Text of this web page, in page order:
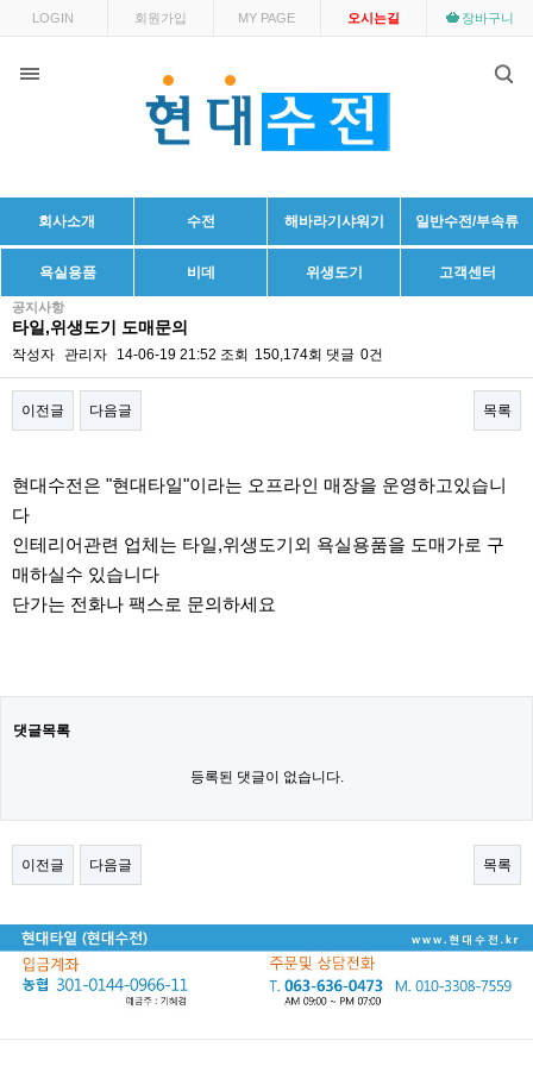
LOGIN 회원가입 MY PAGE 오시는길 장바구니
회사소개 수전 해바라기샤워기 일반수전/부속류
욕실용품 비데 위생도기 고객센터
공지사항
타일,위생도기 도매문의
작성자 관리자 14-06-19 21:52 조회 150,174회 댓글 0건
이전글 다음글 목록
현대수전은 "현대타일"이라는 오프라인 매장을 운영하고있습니
다
인테리어관련 업체는 타일,위생도기외 욕실용품을 도매가로 구
매하실수 있습니다
단가는 전화나 팩스로 문의하세요
댓글목록
등록된 댓글이 없습니다.
이전글 다음글 목록